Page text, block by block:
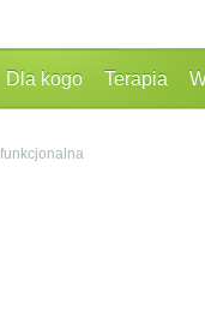
Dla kogo Terapia